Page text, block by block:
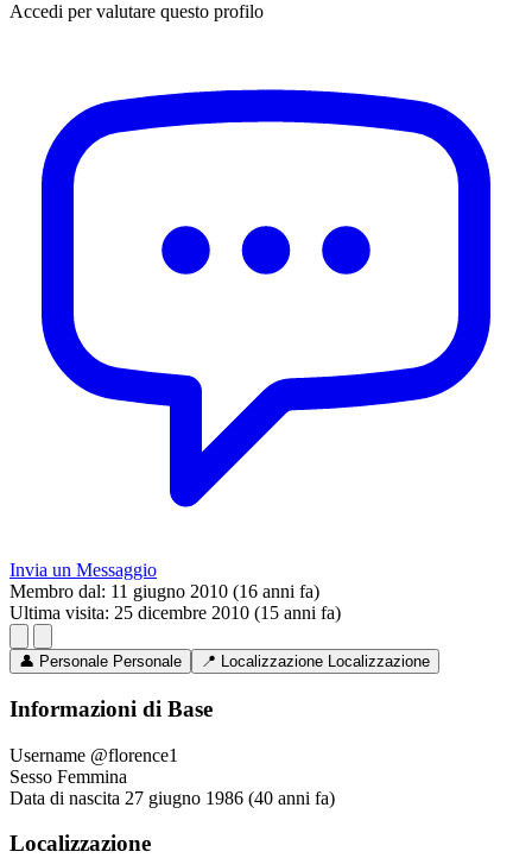
Accedi per valutare questo profilo
Invia un Messaggio
Membro dal: 11 giugno 2010 (16 anni fa)
Ultima visita: 25 dicembre 2010 (15 anni fa)
👤 Personale Personale 📍 Localizzazione Localizzazione
Informazioni di Base
Username @florence1
Sesso Femmina
Data di nascita 27 giugno 1986 (40 anni fa)
Localizzazione